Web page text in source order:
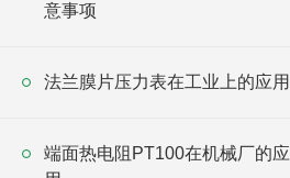
意事项
法兰膜片压力表在工业上的应用
端面热电阻PT100在机械厂的应